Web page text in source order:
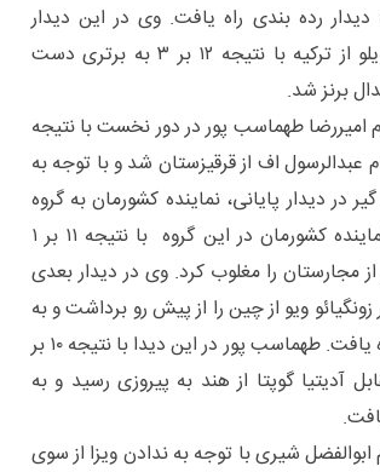
رده بندی راه یافت. وی در این دیدار
مقابل باریش سویلو از ترکیه با نتیجه ۱۲ بر ۳ به برتری دست
برنز شد.
کیلوگرم امیررضا طهماسب پور در دور نخست با نتیجه
عبدالرسول اف از قرقیزستان شد و با توجه به
در دیدار پایانی، نماینده کشورمان به گروه
بازنده ها رفت. نماینده کشورمان در این گروه با نتیجه ۱۱ بر ۱
مجارستان را مغلوب کرد. وی در دیدار بعدی
۸ بر صفر زونگیائو ویو از چین را از پیش رو برداشت و به
دیدار رده بندی راه یافت. طهماسب پور در این دیدا با نتیجه ۱۰ بر
آدیتیا گوپتا از هند به پیروزی رسید و به
کیلوگرم ابوالفضل شیری با توجه به ندادن ویزا از سوی